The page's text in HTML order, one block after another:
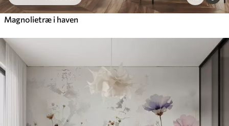
Magnolietræ i haven